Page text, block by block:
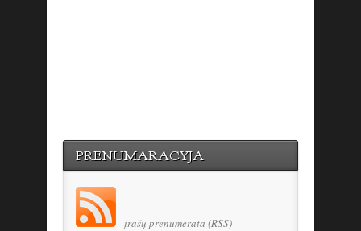
PRENUMARACYJA
- įrašų prenumerata (RSS)